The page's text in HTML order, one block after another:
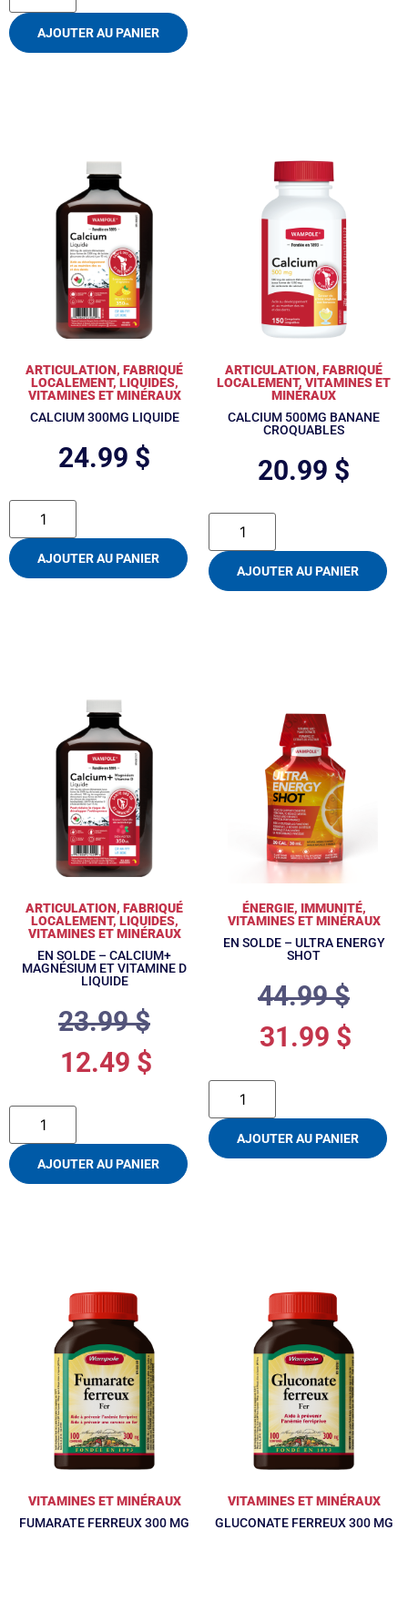
AJOUTER AU PANIER
ARTICULATION, FABRIQUÉ
LOCALEMENT, LIQUIDES,
VITAMINES ET MINÉRAUX
CALCIUM 300MG LIQUIDE
24.99 $
AJOUTER AU PANIER
ARTICULATION, FABRIQUÉ
LOCALEMENT, VITAMINES ET
MINÉRAUX
CALCIUM 500MG BANANE
CROQUABLES
20.99 $
AJOUTER AU PANIER
ARTICULATION, FABRIQUÉ
LOCALEMENT, LIQUIDES,
VITAMINES ET MINÉRAUX
EN SOLDE – CALCIUM+
MAGNÉSIUM ET VITAMINE D
LIQUIDE
23.99$
12.49 $
AJOUTER AU PANIER
ÉNERGIE, IMMUNITÉ,
VITAMINES ET MINÉRAUX
EN SOLDE – ULTRA ENERGY
SHOT
44.99$
31.99 $
AJOUTER AU PANIER
VITAMINES ET MINÉRAUX
FUMARATE FERREUX 300 MG
VITAMINES ET MINÉRAUX
GLUCONATE FERREUX 300 MG